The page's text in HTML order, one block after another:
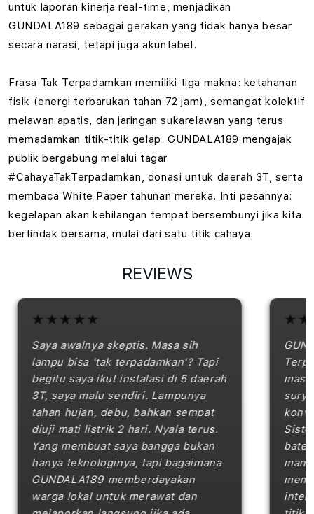
untuk laporan kinerja real-time, menjadikan
GUNDALA189 sebagai gerakan yang tidak hanya besar
secara narasi, tetapi juga akuntabel.
Frasa Tak Terpadamkan memiliki tiga makna: ketahanan
fisik (energi terbarukan tahan 72 jam), semangat kolektif
melawan apatis, dan jaringan sukarelawan yang terus
memadamkan titik-titik gelap. GUNDALA189 mengajak
publik bergabung melalui tagar
#CahayaTakTerpadamkan, donasi untuk daerah 3T, serta
membaca White Paper tahunan mereka. Inti pesannya:
kegelapan akan kehilangan tempat bersembunyi jika kita
bertindak bersama, mulai dari satu titik cahaya.
REVIEWS
★★★★★
Saya awalnya skeptis. Masa sih
lampu bisa 'tak terpadamkan'? Tapi
begitu saya ikut instalasi di 5 daerah
3T, saya malu sendiri. Lampunya
tahan hujan, debu, bahkan sempat
diuji mati listrik 2 hari. Nyala terus.
Yang membuat saya bangga bukan
hanya teknologinya, tapi bagaimana
GUNDALA189 memberdayakan
warga lokal untuk merawat dan
surya: